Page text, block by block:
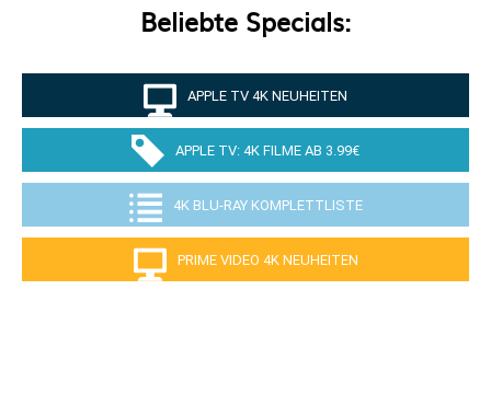
Beliebte Specials:
APPLE TV 4K NEUHEITEN
APPLE TV: 4K FILME AB 3.99€
4K BLU-RAY KOMPLETTLISTE
PRIME VIDEO 4K NEUHEITEN